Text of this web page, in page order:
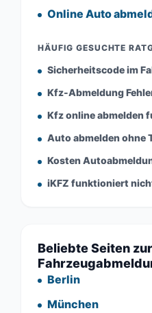
Online Auto
HÄUFIG GESUCHTE
Sicherheitscode im
Kfz-Abmeldung
Kfz online abmelden
Auto abmelden ohne
Kosten
iKFZ funktioniert
Beliebte Seiten zur
Berlin
München